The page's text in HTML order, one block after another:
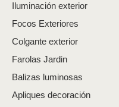
Iluminación exterior
Focos Exteriores
Colgante exterior
Farolas Jardin
Balizas luminosas
Apliques decoración